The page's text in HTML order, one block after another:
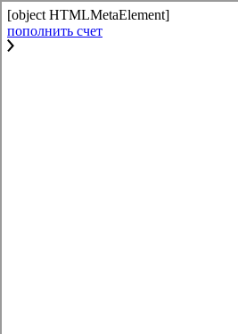
[object HTMLMetaElement]
пополнить счет